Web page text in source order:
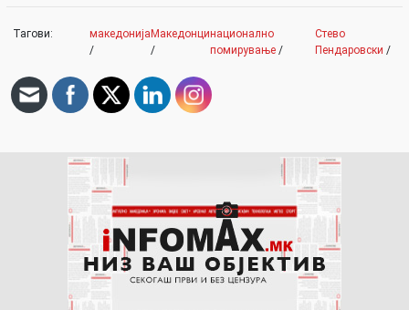
Тагови:
македонија
/
Македонци
/
национално
помирување /
Стево
Пендаровски /